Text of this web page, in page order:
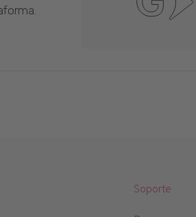
Soporte